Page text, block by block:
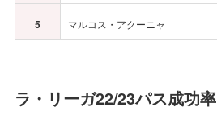
5 マルコス・アクーニャ
ラ・リーガ22/23パス成功率